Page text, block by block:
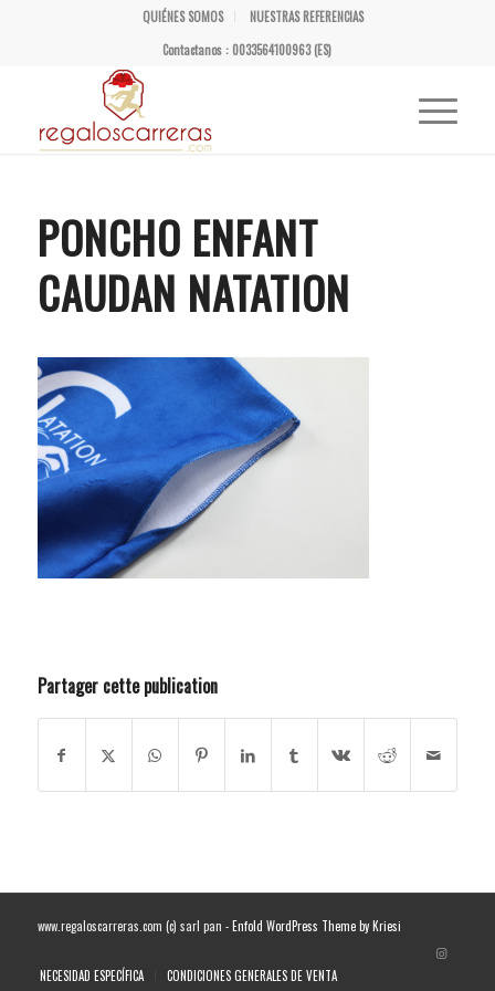
QUIÉNES SOMOS
NUESTRAS REFERENCIAS
Contactanos : 0033564100963 (ES)
PONCHO ENFANT
CAUDAN NATATION
Partager cette publication
www.regaloscarreras.com (c) sarl pan -Enfold WordPress Theme by Kriesi
NECESIDAD ESPECÍFICA CONDICIONES GENERALES DE VENTA